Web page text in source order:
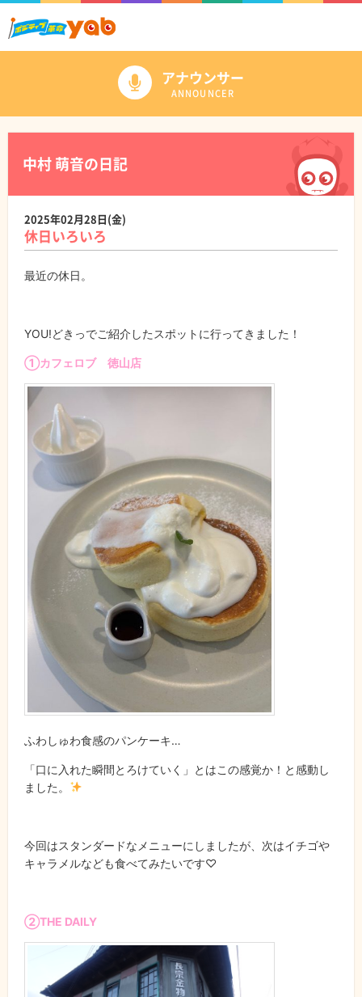
アナウンサー
ANNOUNCER
中村 萌音の日記
2025年02月28日(金)
休日いろいろ
最近の休日。
YOU!どきっでご紹介したスポットに行ってきました！
①カフェロブ 徳山店
ふわしゅわ食感のパンケーキ…
「口に入れた瞬間とろけていく」とはこの感覚か！と感動し
ました。
今回はスタンダードなメニューにしましたが、次はイチゴや
キャラメルなども食べてみたいです♡
②THE DAILY